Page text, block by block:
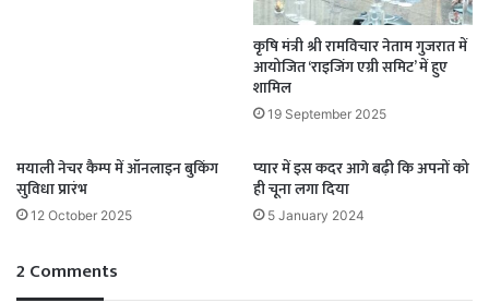
कृषि मंत्री श्री रामविचार नेताम गुजरात में
आयोजित ‘राइजिंग एग्री समिट’ में हुए
शामिल
19 September 2025
मयाली नेचर कैम्प में ऑनलाइन बुकिंग
सुविधा प्रारंभ
12 October 2025
प्‍यार में इस कदर आगे बढ़ी कि अपनों को
ही चूना लगा दिया
5 January 2024
2 Comments